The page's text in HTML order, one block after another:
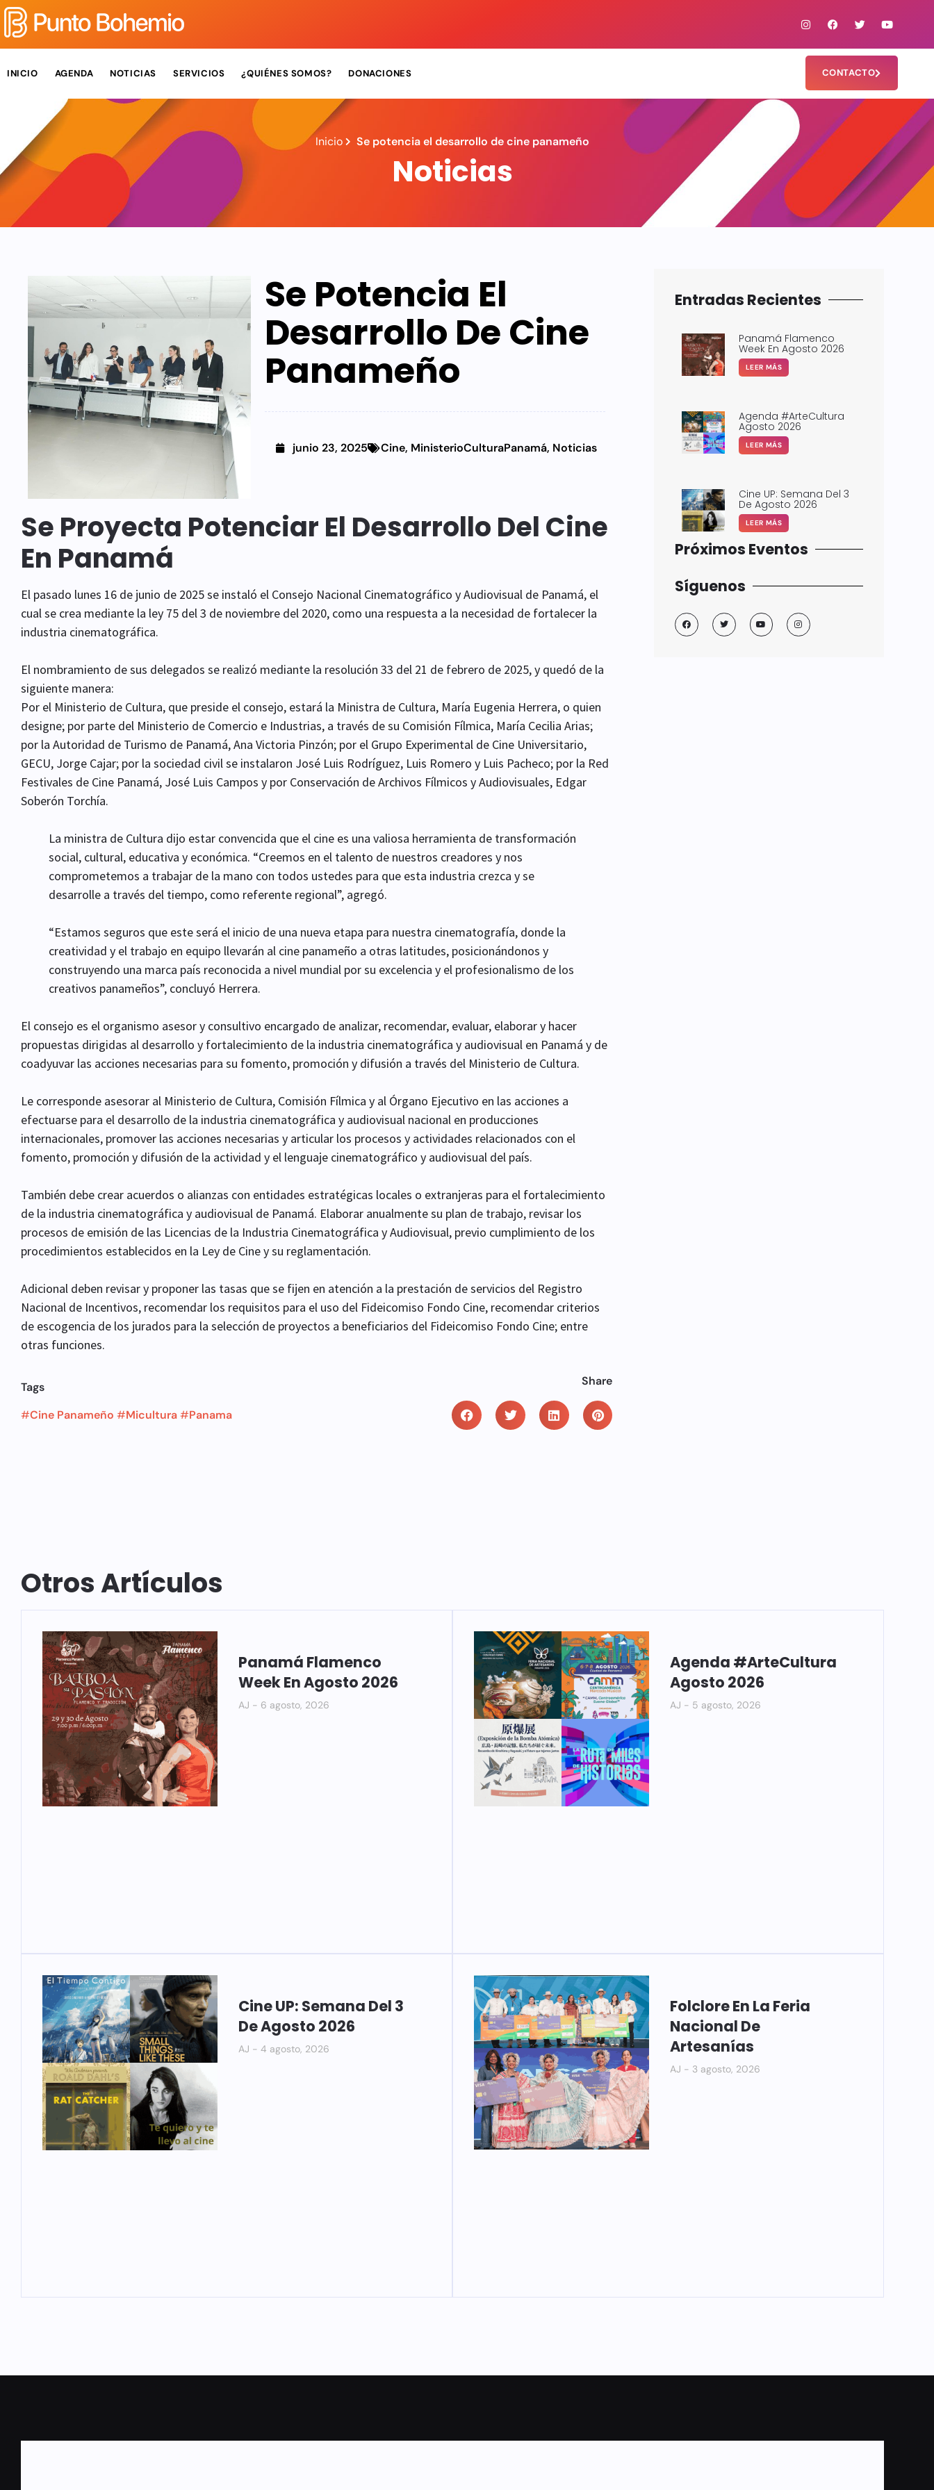
INICIO AGENDA NOTICIAS SERVICIOS ¿QUIÉNES SOMOS? DONACIONES CONTACTO
Inicio Se potencia el desarrollo de cine panameño
Noticias
Se Potencia El
Desarrollo De Cine
Panameño
junio 23, 2025 Cine, MinisterioCulturaPanamá, Noticias
Se Proyecta Potenciar El Desarrollo Del Cine
En Panamá
El pasado lunes 16 de junio de 2025 se instaló el Consejo Nacional Cinematográfico y Audiovisual de Panamá, el
cual se crea mediante la ley 75 del 3 de noviembre del 2020, como una respuesta a la necesidad de fortalecer la
industria cinematográfica.
El nombramiento de sus delegados se realizó mediante la resolución 33 del 21 de febrero de 2025, y quedó de la
siguiente manera:
Por el Ministerio de Cultura, que preside el consejo, estará la Ministra de Cultura, María Eugenia Herrera, o quien
designe; por parte del Ministerio de Comercio e Industrias, a través de su Comisión Fílmica, María Cecilia Arias;
por la Autoridad de Turismo de Panamá, Ana Victoria Pinzón; por el Grupo Experimental de Cine Universitario,
GECU, Jorge Cajar; por la sociedad civil se instalaron José Luis Rodríguez, Luis Romero y Luis Pacheco; por la Red
Festivales de Cine Panamá, José Luis Campos y por Conservación de Archivos Fílmicos y Audiovisuales, Edgar
Soberón Torchía.
La ministra de Cultura dijo estar convencida que el cine es una valiosa herramienta de transformación
social, cultural, educativa y económica. “Creemos en el talento de nuestros creadores y nos
comprometemos a trabajar de la mano con todos ustedes para que esta industria crezca y se
desarrolle a través del tiempo, como referente regional”, agregó.
“Estamos seguros que este será el inicio de una nueva etapa para nuestra cinematografía, donde la
creatividad y el trabajo en equipo llevarán al cine panameño a otras latitudes, posicionándonos y
construyendo una marca país reconocida a nivel mundial por su excelencia y el profesionalismo de los
creativos panameños”, concluyó Herrera.
El consejo es el organismo asesor y consultivo encargado de analizar, recomendar, evaluar, elaborar y hacer
propuestas dirigidas al desarrollo y fortalecimiento de la industria cinematográfica y audiovisual en Panamá y de
coadyuvar las acciones necesarias para su fomento, promoción y difusión a través del Ministerio de Cultura.
Le corresponde asesorar al Ministerio de Cultura, Comisión Fílmica y al Órgano Ejecutivo en las acciones a
efectuarse para el desarrollo de la industria cinematográfica y audiovisual nacional en producciones
internacionales, promover las acciones necesarias y articular los procesos y actividades relacionados con el
fomento, promoción y difusión de la actividad y el lenguaje cinematográfico y audiovisual del país.
También debe crear acuerdos o alianzas con entidades estratégicas locales o extranjeras para el fortalecimiento
de la industria cinematográfica y audiovisual de Panamá. Elaborar anualmente su plan de trabajo, revisar los
procesos de emisión de las Licencias de la Industria Cinematográfica y Audiovisual, previo cumplimiento de los
procedimientos establecidos en la Ley de Cine y su reglamentación.
Adicional deben revisar y proponer las tasas que se fijen en atención a la prestación de servicios del Registro
Nacional de Incentivos, recomendar los requisitos para el uso del Fideicomiso Fondo Cine, recomendar criterios
de escogencia de los jurados para la selección de proyectos a beneficiarios del Fideicomiso Fondo Cine; entre
otras funciones.
Tags
#Cine Panameño #Micultura#Panama
Share
Entradas Recientes
Panamá Flamenco
Week En Agosto 2026
LEER MÁS
Agenda #ArteCultura
Agosto 2026
LEER MÁS
Cine UP: Semana Del 3
De Agosto 2026
LEER MÁS
Próximos Eventos
Síguenos
Otros Artículos
Panamá Flamenco
Week En Agosto 2026
AJ 6 agosto, 2026
Agenda #ArteCultura
Agosto 2026
AJ 5 agosto, 2026
Cine UP: Semana Del 3
De Agosto 2026
AJ 4 agosto, 2026
Folclore En La Feria
Nacional De
Artesanías
AJ 3 agosto, 2026